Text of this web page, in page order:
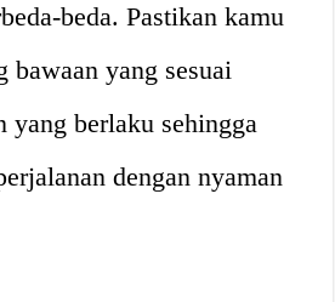
beda. Pastikan kamu
bawaan yang sesuai
yang berlaku sehingga
dengan nyaman